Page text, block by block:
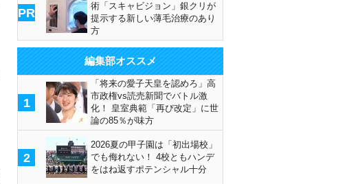
PR
術「スキャビジョン」銀クリが
提示する新しい薄毛治療のあり
方
編集部オススメ
1
「将来の愛子天皇を認めろ」高
市政権vs読売新聞でバトル激
化！ 皇室典範「再び改定」に世
論の85％が味方
2
2026夏の甲子園は「初出場校」
でも侮れない！ 4校ともハンデ
をはね返すポテンシャル十分